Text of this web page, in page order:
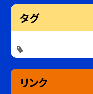
タグ
リンク